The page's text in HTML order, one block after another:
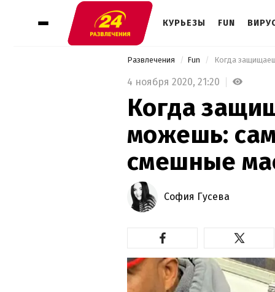
КУРЬЕЗЫ FUN
Развлечения Fun
4 ноября 2020, 21:20
Когда
можешь:
смешные
София Гусева